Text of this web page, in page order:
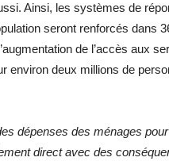
Ainsi, les systèmes de
seront renforcés dans
de l’accès aux
environ deux millions de
dépenses des ménages
direct avec des